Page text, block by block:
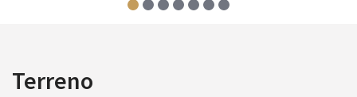
Terreno